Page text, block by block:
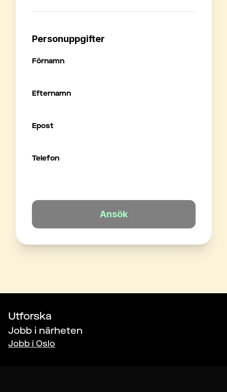
Personuppgifter
Förnamn
Efternamn
Epost
Telefon
Ansök
Utforska
Jobb i närheten
Jobb i Oslo